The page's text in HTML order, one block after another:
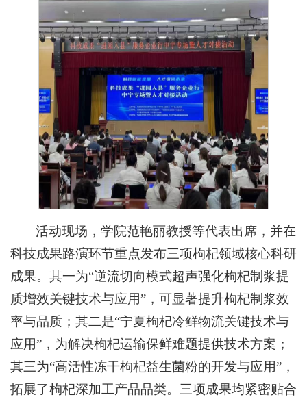
活动现场，学院范艳丽教授等代表出席，并在
科技成果路演环节重点发布三项枸杞领域核心科研
成果。其一为“逆流切向模式超声强化枸杞制浆提
质增效关键技术与应用”，可显著提升枸杞制浆效
率与品质；其二是“宁夏枸杞冷鲜物流关键技术与
应用”，为解决枸杞运输保鲜难题提供技术方案；
其三为“高活性冻干枸杞益生菌粉的开发与应用”，
拓展了枸杞深加工产品品类。三项成果均紧密贴合